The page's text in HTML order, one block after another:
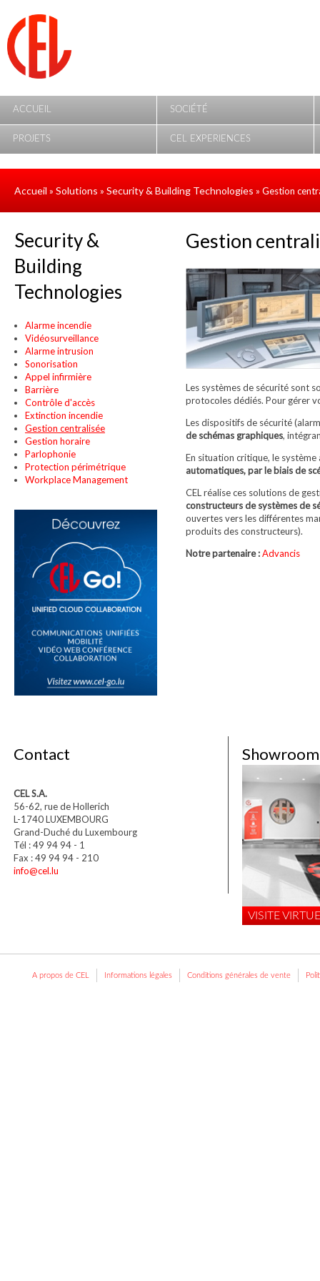
ACCUEIL SOCIÉTÉ
PROJETS CEL EXPERIENCES
Accueil » Solutions » Security & Building Technologies » Gestion
Gestion
Les systèmes de sécurité sont
protocoles dédiés. Pour gérer
Les dispositifs de sécurité
de schémas graphiques,
En situation critique, le
automatiques, par le biais de
CEL réalise ces solutions de
constructeurs de systèmes de
ouvertes vers les différentes
produits des constructeurs).
Notre partenaire :Advancis
Security &
Building
Technologies
Alarme incendie
Vidéosurveillance
Alarme intrusion
Sonorisation
Appel infirmière
Barrière
Contrôle d'accès
Extinction incendie
Gestion centralisée
Gestion horaire
Parlophonie
Protection périmétrique
Workplace Management
Contact
CEL S.A.
56-62, rue de Hollerich
L-1740 LUXEMBOURG
Grand-Duché du Luxembourg
Tél : 49 94 94 - 1
Fax : 49 94 94 - 210
info@cel.lu
Showroom
VISITE
A propos de CEL Informations légales Conditions générales de vente